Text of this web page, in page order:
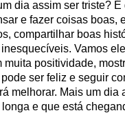
dia assim ser triste? É
e fazer coisas boas,
compartilhar boas
Vamos
muita positividade,
ser feliz e seguir
melhorar. Mais um dia
e que está